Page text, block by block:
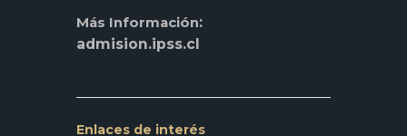
Más Información:
admision.ipss.cl
Enlaces de interés